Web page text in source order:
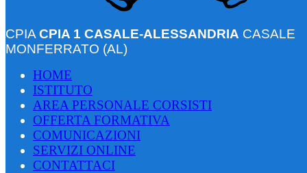
CPIA CPIA 1 CASALE-ALESSANDRIA CASALE
MONFERRATO (AL)
HOME
ISTITUTO
AREA PERSONALE CORSISTI
OFFERTA FORMATIVA
COMUNICAZIONI
SERVIZI ONLINE
CONTATTACI